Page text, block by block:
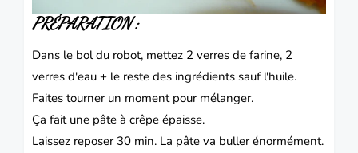
PRÉPARATION :
Dans le bol du robot, mettez 2 verres de farine, 2
verres d'eau + le reste des ingrédients sauf l'huile.
Faites tourner un moment pour mélanger.
Ça fait une pâte à crêpe épaisse.
Laissez reposer 30 min. La pâte va buller énormément.